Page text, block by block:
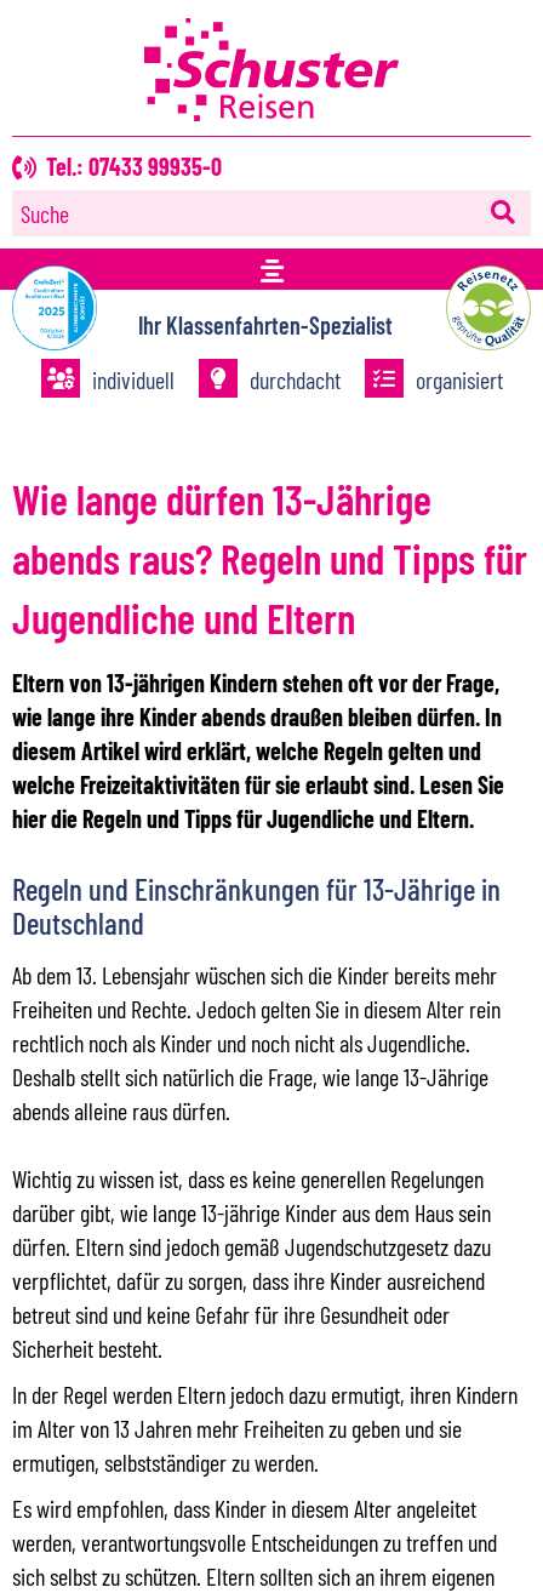
Tel.: 07433 99935-0
Suche
Ihr Klassenfahrten-Spezialist
individuell
durchdacht organisiert
Wie lange dürfen 13-Jährige
abends raus? Regeln und Tipps für
Jugendliche und Eltern
Eltern von 13-jährigen Kindern stehen oft vor der Frage,
wie lange ihre Kinder abends draußen bleiben dürfen. In
diesem Artikel wird erklärt, welche Regeln gelten und
welche Freizeitaktivitäten für sie erlaubt sind. Lesen Sie
hier die Regeln und Tipps für Jugendliche und Eltern.
Regeln und Einschränkungen für 13-Jährige in
Deutschland
Ab dem 13. Lebensjahr wüschen sich die Kinder bereits mehr
Freiheiten und Rechte. Jedoch gelten Sie in diesem Alter rein
rechtlich noch als Kinder und noch nicht als Jugendliche.
Deshalb stellt sich natürlich die Frage, wie lange 13-Jährige
abends alleine raus dürfen.
Wichtig zu wissen ist, dass es keine generellen Regelungen
darüber gibt, wie lange 13-jährige Kinder aus dem Haus sein
dürfen. Eltern sind jedoch gemäß Jugendschutzgesetz dazu
verpflichtet, dafür zu sorgen, dass ihre Kinder ausreichend
betreut sind und keine Gefahr für ihre Gesundheit oder
Sicherheit besteht.
In der Regel werden Eltern jedoch dazu ermutigt, ihren Kindern
im Alter von 13 Jahren mehr Freiheiten zu geben und sie
ermutigen, selbstständiger zu werden.
Es wird empfohlen, dass Kinder in diesem Alter angeleitet
werden, verantwortungsvolle Entscheidungen zu treffen und
sich selbst zu schützen. Eltern sollten sich an ihrem eigenen